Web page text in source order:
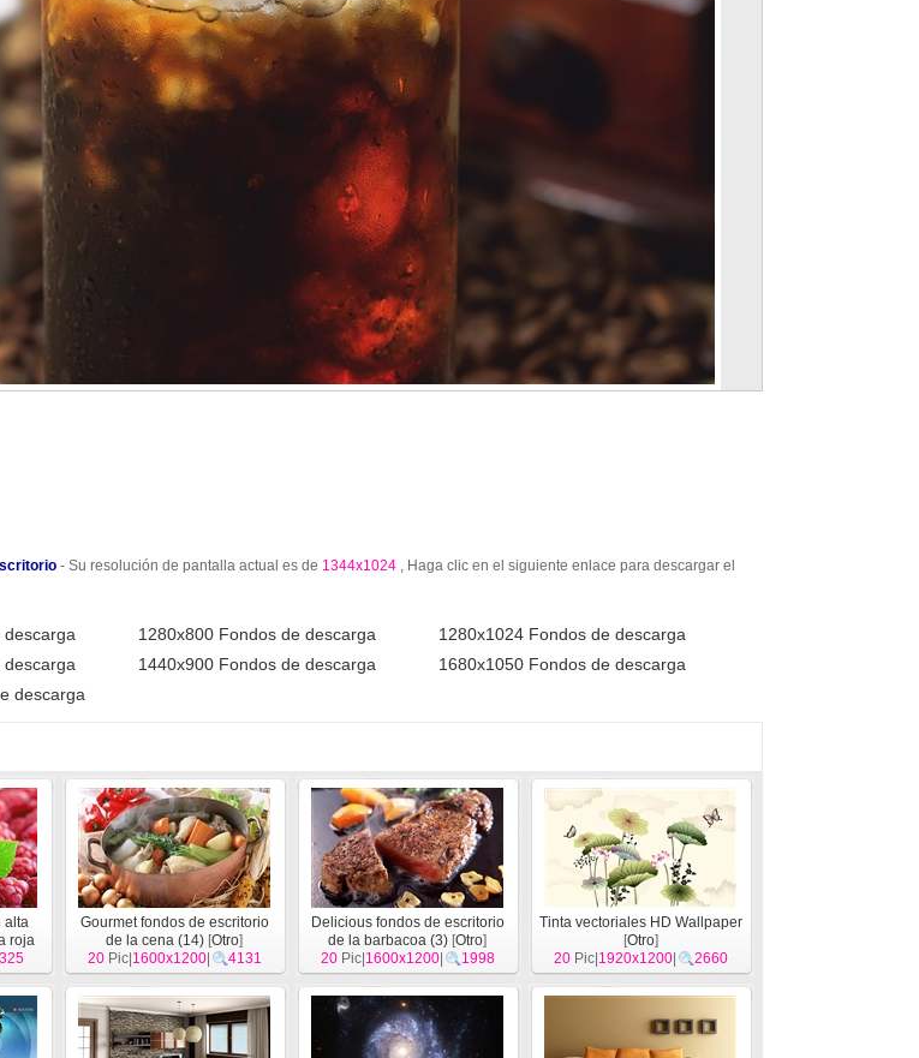
- Su resolución de pantalla actual es de 1344x1024 , Haga clic en el siguiente enlace para descargar el
1280x800 Fondos de descarga
1280x1024 Fondos de descarga
1440x900 Fondos de descarga
1680x1050 Fondos de descarga
descarga
alta
roja
Gourmet fondos de escritorio
de la cena (14) [Otro]
20Pic| 1600x1200| 4131
Delicious fondos de escritorio
de la barbacoa (3) [Otro]
20Pic| 1600x1200| 1998
Tinta vectoriales HD Wallpaper
[Otro]
20Pic| 1920x1200| 2660